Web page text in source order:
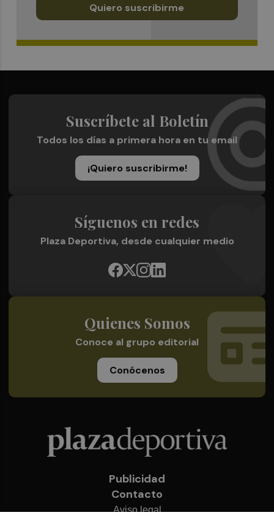
Quiero suscribirme
Suscríbete al Boletín
Todos los días a primera hora en tu email
¡Quiero suscribirme!
Síguenos en redes
Plaza Deportiva, desde cualquier medio
Quienes Somos
Conoce al grupo editorial
Conócenos
Publicidad
Contacto
Aviso legal